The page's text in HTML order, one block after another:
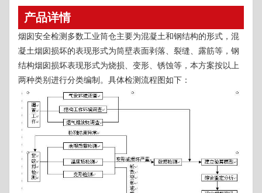
产品详情
烟囱安全检测多数工业筒仓主要为混凝土和钢结构的形式，混
凝土烟囱损坏的表现形式为筒壁表面剥落、裂缝、露筋等，钢
结构烟囱损坏表现形式为烧损、变形、锈蚀等，本方案按以上
两种类别进行分类编制。具体检测流程图如下：